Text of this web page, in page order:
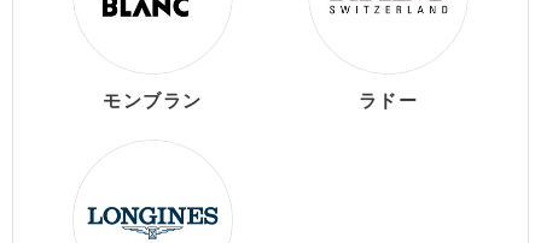
モンブラン ラドー